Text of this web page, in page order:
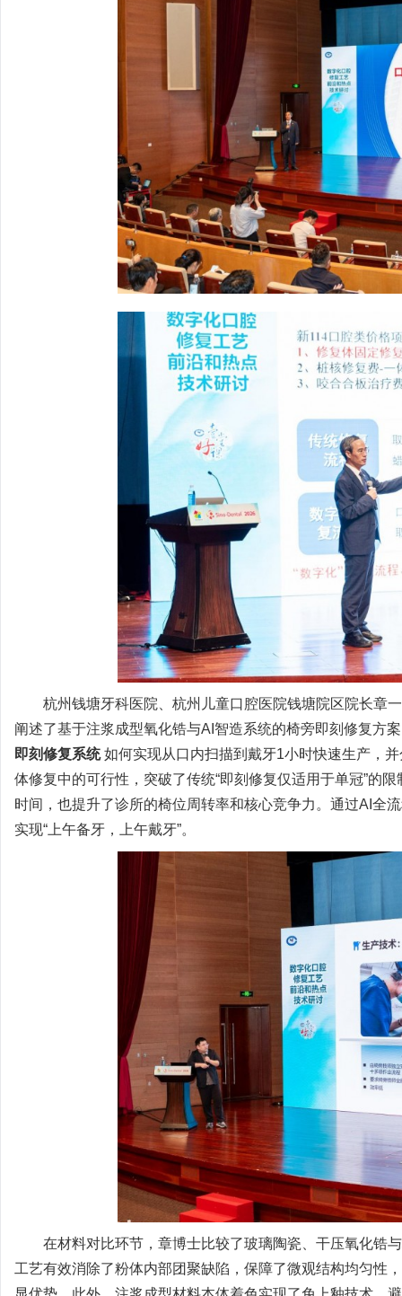
杭州钱塘牙科医院、杭州儿童口腔医院钱塘院区院长章
阐述了基于注浆成型氧化锆与AI智造系统的椅旁即刻修复方
即刻修复系统如何实现从口内扫描到戴牙1小时快速生产，
体修复中的可行性，突破了传统“即刻修复仅适用于单冠”的
时间，也提升了诊所的椅位周转率和核心竞争力。通过AI全
实现“上午备牙，上午戴牙”。
在材料对比环节，章博士比较了玻璃陶瓷、干压氧化锆与
工艺有效消除了粉体内部团聚缺陷，保障了微观结构均匀性